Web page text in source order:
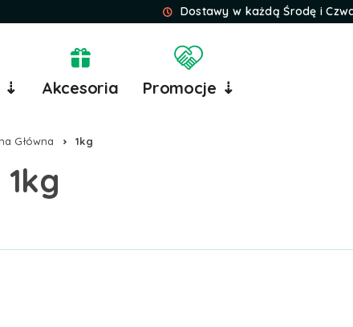
Dostawy w każdą Środę i
⇣ Akcesoria Promocje ⇣
Główna 1kg
1kg